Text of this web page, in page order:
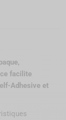
facilite
Adhesive et